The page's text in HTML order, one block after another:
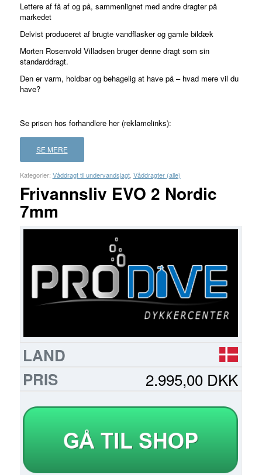
Lettere af få af og på, sammenlignet med andre dragter på
markedet
Delvist produceret af brugte vandflasker og gamle bildæk
Morten Rosenvold Villadsen bruger denne dragt som sin
standarddragt.
Den er varm, holdbar og behagelig at have på – hvad mere vil du
have?
Se prisen hos forhandlere her (reklamelinks):
SE MERE
Kategorier: Våddragt til undervandsjagt, Våddragter (alle)
Frivannsliv EVO 2 Nordic
7mm
PRIS
2.995,00 DKK